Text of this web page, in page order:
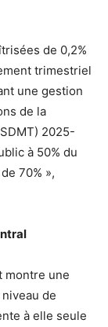
de 0,2%
trimestriel
une gestion
de la
2025-
à 50% du
70% »,
montre une
de
à elle seule